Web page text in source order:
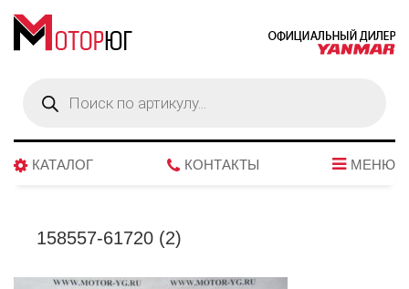
товаров
КАТАЛОГ КОНТАКТЫ МЕНЮ
158557-61720 (2)